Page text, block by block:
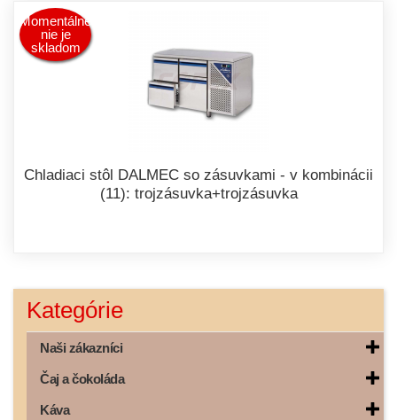
Momentálne
nie je
skladom
Chladiaci stôl DALMEC so zásuvkami - v kombinácii
(11): trojzásuvka+trojzásuvka
Kategórie
Naši zákazníci
Čaj a čokoláda
Káva